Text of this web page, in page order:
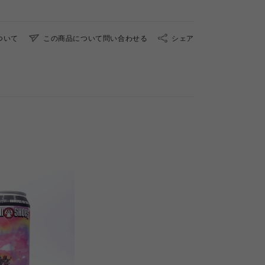
いて この商品について問い合わせる シェア